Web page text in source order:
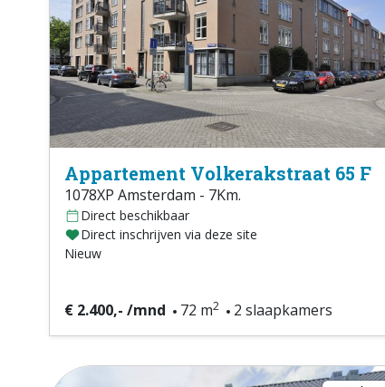
Appartement Volkerakstraat 65 F
1078XP Amsterdam - 7Km.
Direct beschikbaar
Direct inschrijven via deze site
Nieuw
€ 2.400,- /mnd 72 m2 2 slaapkamers